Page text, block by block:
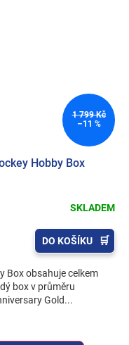
1 799 Kč
–11 %
Hobby Box
SKLADEM
DO KOŠÍKU
Box obsahuje celkem
box v průměru
Gold...